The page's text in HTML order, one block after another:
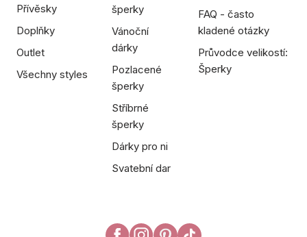
Přívěsky
Doplňky
Outlet
Všechny styles
šperky
Vánoční
dárky
Pozlacené
šperky
Stříbrné
šperky
Dárky pro ni
Svatební dar
FAQ - často
kladené otázky
Průvodce velikostí:
Šperky